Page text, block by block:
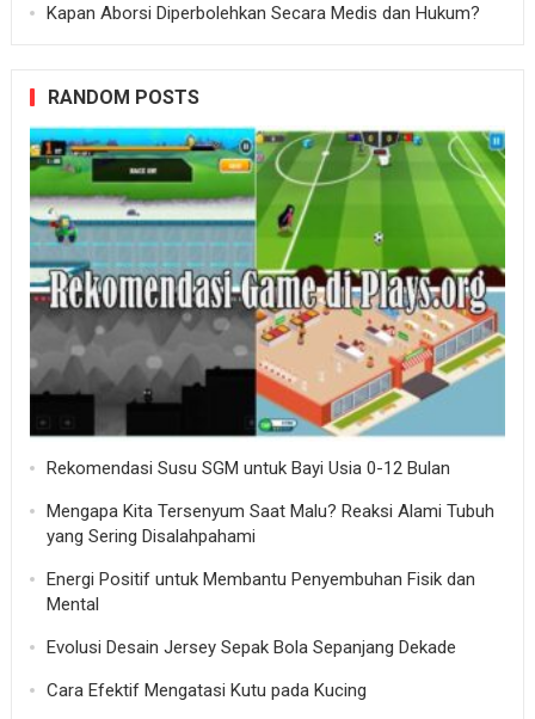
Kapan Aborsi Diperbolehkan Secara Medis dan Hukum?
RANDOM POSTS
Rekomendasi Susu SGM untuk Bayi Usia 0-12 Bulan
Mengapa Kita Tersenyum Saat Malu? Reaksi Alami Tubuh
yang Sering Disalahpahami
Energi Positif untuk Membantu Penyembuhan Fisik dan
Mental
Evolusi Desain Jersey Sepak Bola Sepanjang Dekade
Cara Efektif Mengatasi Kutu pada Kucing